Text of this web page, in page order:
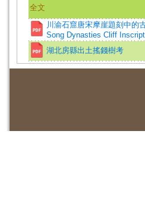
全文
川渝石窟唐宋摩崖題刻中的
Song Dynasties Cliff
湖北房縣出土搖錢樹考